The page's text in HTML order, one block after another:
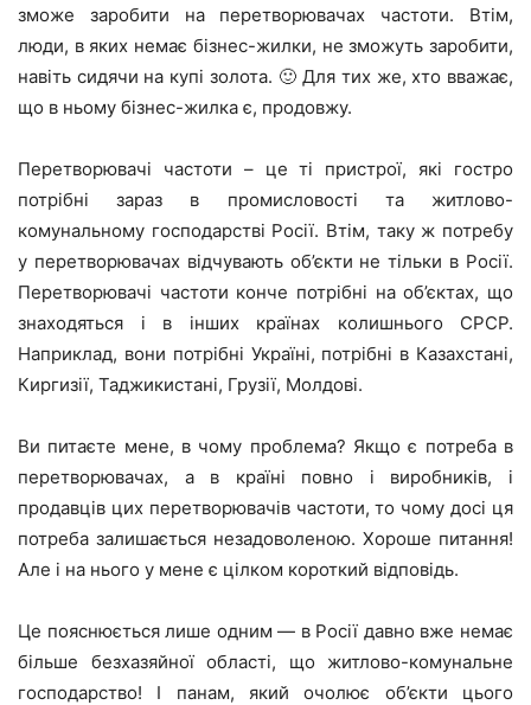
зможе заробити на перетворювачах частоти. Втім,
люди, в яких немає бізнес-жилки, не зможуть заробити,
навіть сидячи на купі золота. 🙂 Для тих же, хто вважає,
що в ньому бізнес-жилка є, продовжу.
Перетворювачі частоти – це ті пристрої, які гостро
потрібні зараз в промисловості та житлово-
комунальному господарстві Росії. Втім, таку ж потребу
у перетворювачах відчувають об’єкти не тільки в Росії.
Перетворювачі частоти конче потрібні на об’єктах, що
знаходяться і в інших країнах колишнього СРСР.
Наприклад, вони потрібні Україні, потрібні в Казахстані,
Киргизії, Таджикистані, Грузії, Молдові.
Ви питаєте мене, в чому проблема? Якщо є потреба в
перетворювачах, а в країні повно і виробників, і
продавців цих перетворювачів частоти, то чому досі ця
потреба залишається незадоволеною. Хороше питання!
Але і на нього у мене є цілком короткий відповідь.
Це пояснюється лише одним — в Росії давно вже немає
більше безхазяйної області, що житлово-комунальне
господарство! І панам, який очолює об’єкти цього